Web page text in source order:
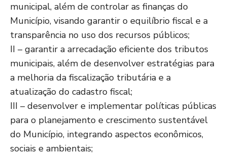
municipal, além de controlar as finanças do
Município, visando garantir o equilíbrio fiscal e a
transparência no uso dos recursos públicos;
II – garantir a arrecadação eficiente dos tributos
municipais, além de desenvolver estratégias para
a melhoria da fiscalização tributária e a
atualização do cadastro fiscal;
III – desenvolver e implementar políticas públicas
para o planejamento e crescimento sustentável
do Município, integrando aspectos econômicos,
sociais e ambientais;